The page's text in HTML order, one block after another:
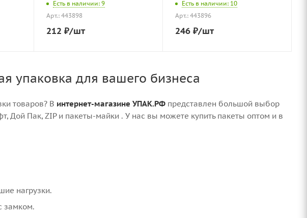
Есть в наличии: 9
Арт.: 443898
212 ₽/шт
Есть в наличии: 10
Арт.: 443896
246 ₽/шт
упаковка для вашего бизнеса
товаров? В интернет-магазине УПАК.РФ представлен большой выбор
Дой Пак, ZIP и пакеты-майки . У нас вы можете купить пакеты оптом и в
нагрузки.
замком.